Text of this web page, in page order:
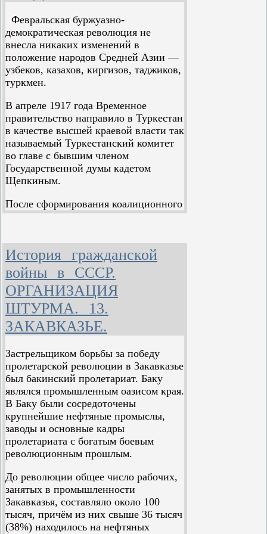
соглашательские Советы.
тактики большевиков в
период подготовки
Октября.
...изоляция партии
меньшевиков и эсеров как
основная линия
руководства делом
подготовки Октября, —
такова вторая особенность
тактики большевиков.
...политика превращения
Советов в органы
государственной власти,
как важнейшее условие
изоляции соглашательских
третья особенность тактики
большевиков в период
подготовки Октября.
...уменье убеждать массы на
своём собственном опыте в
правильности партийных
лозунгов путём подвода
революпионным позициям,
как важнейшее условие
завоевания на сторону
партии миллионов
трудящихся, — такова
четвёртая особенность
тактики большевиков в
период подготовки
Октября»1.
Февральская буржуазно-
демократическая революция не
внесла никаких изменений в
положение народов Средней Азии —
узбеков, казахов, киргизов, таджиков,
туркмен.
В апреле 1917 года Временное
правительство направило в Туркестан
в качестве высшей краевой власти так
называемый Туркестанский комитет
во главе с бывшим членом
Государственной думы кадетом
Щепкиным.
После сформирования коалиционного
Временного правительства
изменил свой состав: из кадетского он
стал меньшевистским. Но линия его
поведения осталась прежней.
В своей контрреволюционной
деятельности Туркестанский комитет
опирался не только на меньшевиков и
эсеров, бывших царских чиновников,
националистические организации
«Шуро-Исламия» и «Улема»,
возникшие в марте 1917 года.
«Шуро-Исламия» являлась партией
узбекской националистической
буржуазии. «Улема» объединяла
мусульманское духовенство,
полуфеодалов-помещиков и крупную
националистическую буржуазию.
«Шуро-Исламия» и «Улема»
неоднократно выражали свою
преданность Временному
правительству. Туркестанский
История гражданской
войны в СССР.
ОРГАНИЗАЦИЯ
ШТУРМА. 13.
ЗАКАВКАЗЬЕ.
Застрельщиком борьбы за победу
пролетарской революции в Закавказье
был бакинский пролетариат. Баку
являлся промышленным оазисом края.
В Баку были сосредоточены
крупнейшие нефтяные промыслы,
заводы и основные кадры
пролетариата с богатым боевым
революционным прошлым.
До революции общее число рабочих,
занятых в промышленности
Закавказья, составляло около 100
тысяч, причём из них свыше 36 тысяч
(38%) находилось на нефтяных